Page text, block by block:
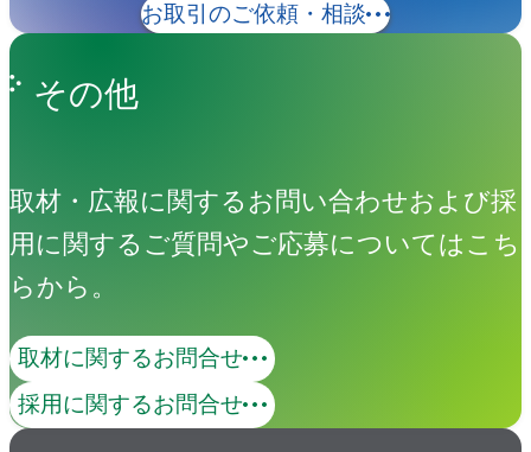
お取引のご依頼・相談
その他
取材・広報に関するお問い合わせおよび採
用に関するご質問やご応募についてはこち
らから。
取材に関するお問合せ
採用に関するお問合せ